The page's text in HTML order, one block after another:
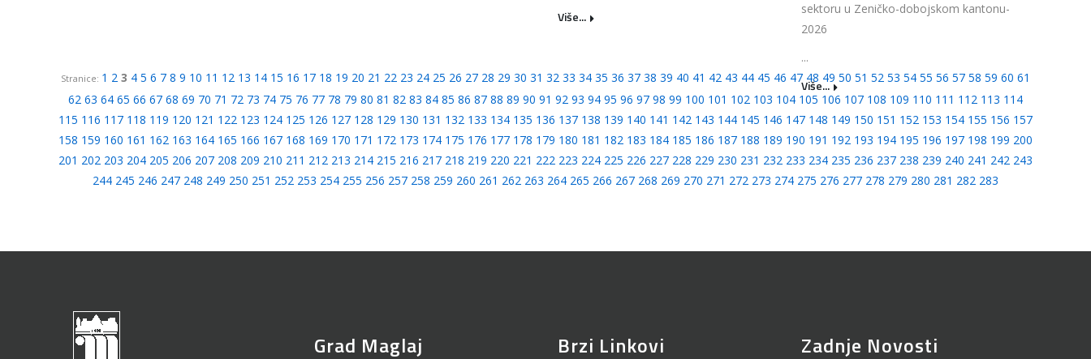
Više...
sektoru u Zeničko-dobojskom kantonu-
2026
...
Više...
Stranice: 1 2 3 4 5 6 7 8 9 10 11 12 13 14 15 16 17 18 19 20 21 22 23 24 25 26 27 28 29 30 31 32 33 34 35 36 37 38 39 40 41 42 43 44 45 46 47 48 49 50 51 52 53 54 55 56 57 58 59 60 61
62 63 64 65 66 67 68 69 70 71 72 73 74 75 76 77 78 79 80 81 82 83 84 85 86 87 88 89 90 91 92 93 94 95 96 97 98 99 100 101 102 103 104 105 106 107 108 109 110 111 112 113 114
115 116 117 118 119 120 121 122 123 124 125 126 127 128 129 130 131 132 133 134 135 136 137 138 139 140 141 142 143 144 145 146 147 148 149 150 151 152 153 154 155 156 157
158 159 160 161 162 163 164 165 166 167 168 169 170 171 172 173 174 175 176 177 178 179 180 181 182 183 184 185 186 187 188 189 190 191 192 193 194 195 196 197 198 199 200
201 202 203 204 205 206 207 208 209 210 211 212 213 214 215 216 217 218 219 220 221 222 223 224 225 226 227 228 229 230 231 232 233 234 235 236 237 238 239 240 241 242 243
244 245 246 247 248 249 250 251 252 253 254 255 256 257 258 259 260 261 262 263 264 265 266 267 268 269 270 271 272 273 274 275 276 277 278 279 280 281 282 283
Grad Maglaj Brzi Linkovi Zadnje Novosti